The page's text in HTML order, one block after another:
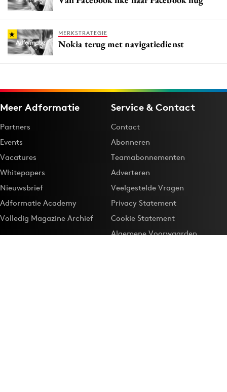
MERKSTRATEGIE
Nokia terug met navigatiedienst
Meer Adformatie
Partners
Events
Vacatures
Whitepapers
Nieuwsbrief
Adformatie Academy
Volledig Magazine Archief
Service & Contact
Contact
Abonneren
Teamabonnementen
Adverteren
Veelgestelde Vragen
Privacy Statement
Cookie Statement
Algemene Voorwaarden